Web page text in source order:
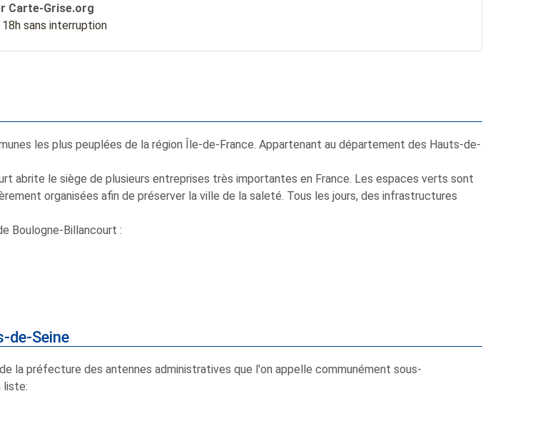
Carte-Grise.org
sans interruption
les plus peuplées de la région Île-de-France. Appartenant au département des Hauts-de-
abrite le siège de plusieurs entreprises très importantes en France. Les espaces verts sont
organisées afin de préserver la ville de la saleté. Tous les jours, des infrastructures
Boulogne-Billancourt :
de-Seine
la préfecture des antennes administratives que l'on appelle communément sous-
liste: